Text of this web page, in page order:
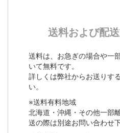
送料および配
送料は、お急ぎの場合や一
いて無料です。
詳しくは弊社からお送りす
い。
※送料有料地域
北海道・沖縄・その他一部
送の際は別途お問い合わせ下